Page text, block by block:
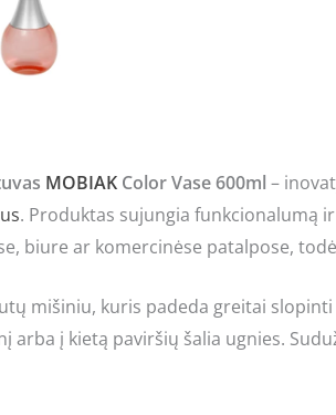
MOBIAK Color Vase 600ml –
. Produktas sujungia funkcionalumą
biure ar komercinėse patalpose,
mišiniu, kuris padeda greitai
arba į kietą paviršių šalia ugnies.